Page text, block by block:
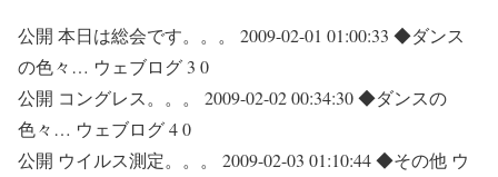
公開 本日は総会です。。。 2009-02-01 01:00:33 ◆ダンス
の色々… ウェブログ 3 0
公開 コングレス。。。 2009-02-02 00:34:30 ◆ダンスの
色々… ウェブログ 4 0
公開 ウイルス測定。。。 2009-02-03 01:10:44 ◆その他 ウ